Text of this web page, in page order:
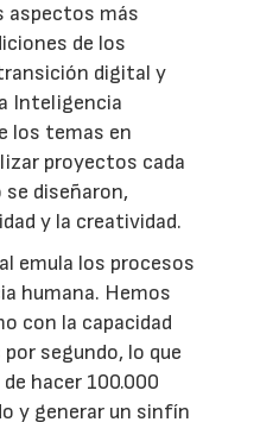
aspectos más
de los
digital y
Inteligencia
los temas en
proyectos cada
diseñaron,
y la creatividad.
emula los procesos
humana. Hemos
con la capacidad
segundo, lo que
hacer 100.000
y generar un sinfín